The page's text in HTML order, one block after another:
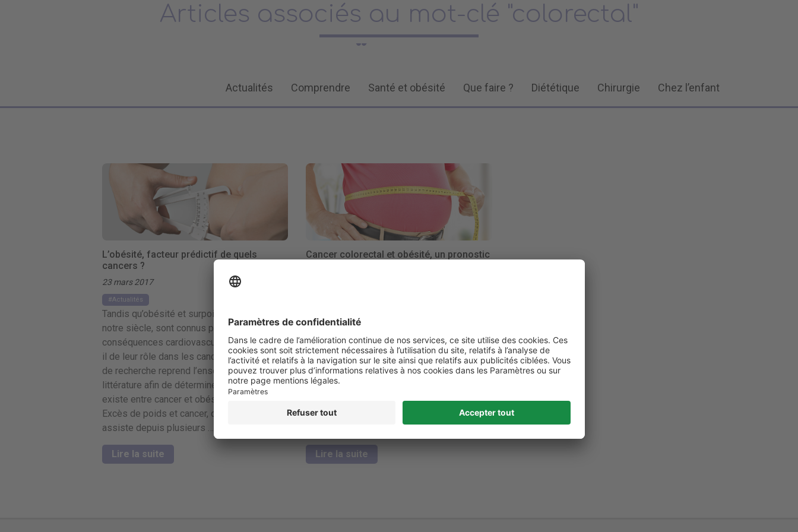
Actualités Comprendre Santé et obésité Que faire ? Diététique Chirurgie Chez l’enfant
Articles associés au mot-clé "colorectal"
L’obésité, facteur prédictif de quels
cancers ?
23 mars 2017
Actualités
Tandis qu’obésité et surpoids, fléaux de
notre siècle, sont connus pour leurs
conséquences cardiovasculaires, qu’en est-
il de leur rôle dans les cancers ? Une équipe
de recherche reprend l’ensemble de la
littérature afin de déterminer la relation qui
existe entre cancer et obésité ou surpoids.
Excès de poids et cancer, quel lien ? On
assiste depuis plusieurs …
Lire la suite
Cancer colorectal et obésité, un pronostic
cause de décès par cancer en France, il est
important, pour sa prévention, d’en connaitre
les facteurs de risques. L’obésité est
reconnue comme faisant partie de ses
facteurs, mais son influence sur les chances
de survie reste floue. Afin d’améliorer les
connaissances dans ce domaine, une étude
Lire la suite